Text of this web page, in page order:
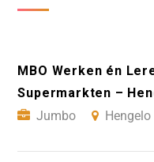
MBO Werken én
Supermarkten –
Jumbo
Hengelo